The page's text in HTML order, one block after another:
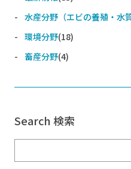
水産分野（エビの養殖・水
環境分野(18)
畜産分野(4)
Search 検索